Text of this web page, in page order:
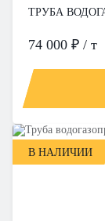
ТРУБА
74 000 ₽ / т
В НАЛИЧИИ